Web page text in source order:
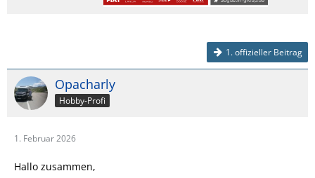
1. offizieller Beitrag
Opacharly
Hobby-Profi
1. Februar 2026
Hallo zusammen,